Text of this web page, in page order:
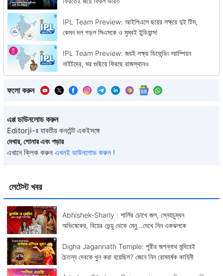
লেটেস্ট খবর
Abhishek-Sharly : শার্লির চোখে জল, স্নেহচুম্বন
অভিষেকের, বিয়ের ভেন্য়ু থেকে মেনু...দেখে নিন একঝলকে
Digha Jagannath Temple: পুরীর জগন্নাথ মন্দিরেই
চৈতন্য দেবকে খুন করা হয়েছিল? জেনে নিন রোমহর্ষক কাহিনী
IPL Team Preview: আইপিএলে ছয়ের লক্ষ্য়ে দুই টিম,
কেমন দল গড়ল সিএসকে ও মুম্বই ইন্ডিয়ান্স!
IPL Team Preview: জয়ই লক্ষ্য় ডিফেন্ডিং চ্য়াম্পিয়ন
নাইটদের, ঘর গুছিয়ে ফিরছে রাজস্থানও
ফলো করুন
এপ্প ডাউনলোড করুন
Editorji-র যাবতীয় কনটেন্ট একইসঙ্গে
দেখার, শোনার এবং পড়ার
এখানে ক্লিক করুন এখনই ডাউনলোড করুন !